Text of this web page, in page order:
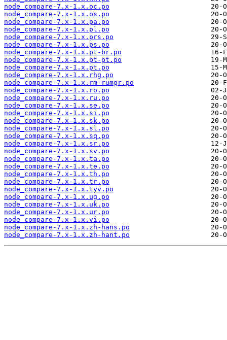
node_compare-7.x-1.x.oc.po
node_compare-7.x-1.x.os.po
node_compare-7.x-1.x.pa.po
node_compare-7.x-1.x.pl.po
node_compare-7.x-1.x.prs.po
node_compare-7.x-1.x.ps.po
node_compare-7.x-1.x.pt-br.po
node_compare-7.x-1.x.pt-pt.po
node_compare-7.x-1.x.pt.po
node_compare-7.x-1.x.rhg.po
node_compare-7.x-1.x.rm-rumgr.po
node_compare-7.x-1.x.ro.po
node_compare-7.x-1.x.ru.po
node_compare-7.x-1.x.se.po
node_compare-7.x-1.x.si.po
node_compare-7.x-1.x.sk.po
node_compare-7.x-1.x.sl.po
node_compare-7.x-1.x.sq.po
node_compare-7.x-1.x.sr.po
node_compare-7.x-1.x.sv.po
node_compare-7.x-1.x.ta.po
node_compare-7.x-1.x.te.po
node_compare-7.x-1.x.th.po
node_compare-7.x-1.x.tr.po
node_compare-7.x-1.x.tyv.po
node_compare-7.x-1.x.ug.po
node_compare-7.x-1.x.uk.po
node_compare-7.x-1.x.ur.po
node_compare-7.x-1.x.vi.po
node_compare-7.x-1.x.zh-hans.po
node_compare-7.x-1.x.zh-hant.po